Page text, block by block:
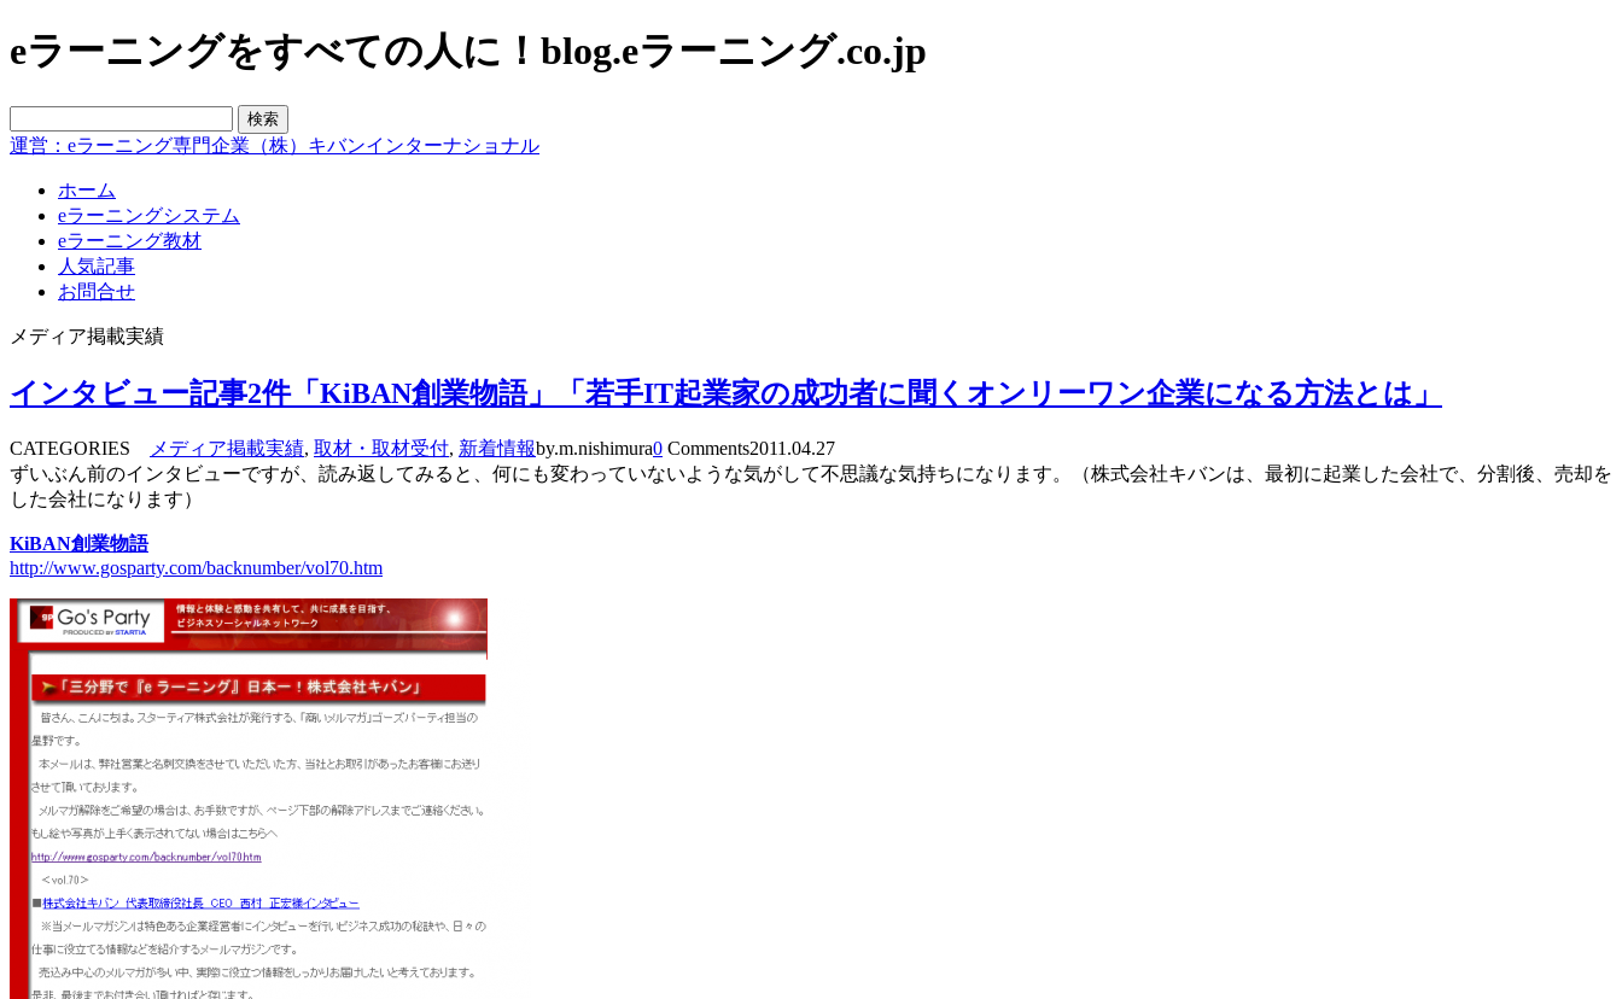
eラーニングをすべての人に！blog.eラーニング.co.jp
運営：eラーニング専門企業（株）キバンインターナショナル
ホーム
eラーニングシステム
eラーニング教材
人気記事
お問合せ
メディア掲載実績
インタビュー記事2件「KiBAN創業物語」「若手IT起業家の成功者に聞くオンリーワン企業になる方法とは」
CATEGORIES メディア掲載実績, 取材・取材受付, 新着情報by.m.nishimura0 Comments2011.04.27
ずいぶん前のインタビューですが、読み返してみると、何にも変わっていないような気がして不思議な気持ちになります。（株式会社キバンは、最初に起業した会社で、分割後、売却を
した会社になります）
KiBAN創業物語
http://www.gosparty.com/backnumber/vol70.htm